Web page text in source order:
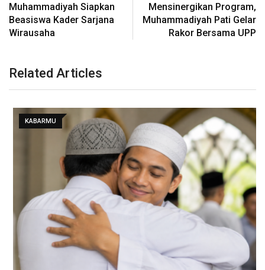
Muhammadiyah Siapkan
Beasiswa Kader Sarjana
Wirausaha
Mensinergikan Program,
Muhammadiyah Pati Gelar
Rakor Bersama UPP
Related Articles
KABARMU